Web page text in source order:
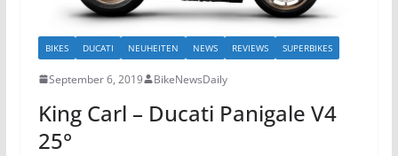
BIKES DUCATI NEUHEITEN NEWS REVIEWS SUPERBIKES
September 6, 2019 BikeNewsDaily
King Carl – Ducati Panigale V4
25°